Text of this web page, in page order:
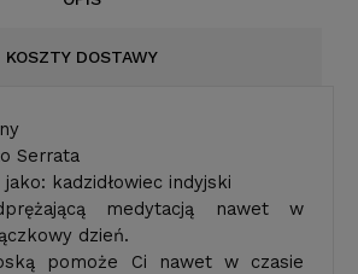
KOSZTY DOSTAWY
Serrata
kadzidłowiec indyjski
medytacją nawet w
dzień.
pomoże Ci nawet w czasie